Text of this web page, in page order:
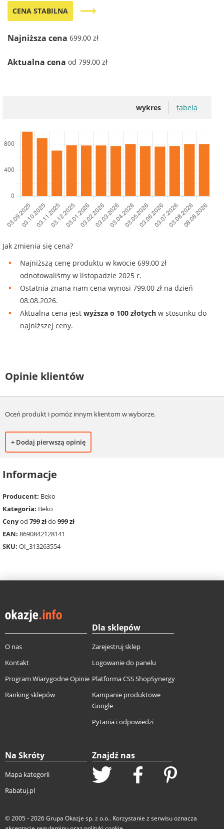
CENA STABILNA trending_flat
Najniższa cena 699,00 zł
Aktualna cena od 799,00 zł
wykres tabela
Jak zmienia się cena?
Najniższą cenę produktu w kwocie 699,00 zł
odnotowaliśmy w listopadzie 2025 r.
Ostatnia znana nam cena wynosi 799,00 zł na dzień
08.08.2026.
Aktualna cena jest wyższa o 100 złotych w stosunku do
najniższej ceny.
Opinie klientów
Oceń produkt i pomóż innym klientom w wyborze.
+ Dodaj pierwszą opinię
Informacje
Producent: Beko
Kategoria: Beko
Cenyod 799 złdo 999 zł
EAN: 8690842128141
SKU: OI_313263554
O nas
Kontakt
Program Wiarygodne Opinie
Ranking sklepów
Dla sklepów
Zarejestruj sklep
Logowanie do panelu
Platforma CSS ShopSynergy
Kampanie produktowe
Google
Pytania i odpowiedzi
Na Skróty
Mapa kategorii
Rabatuj.pl
Znajdź nas
© 2005 - 2026Grupa Okazje sp. z o.o.. Korzystanie z serwisu oznacza